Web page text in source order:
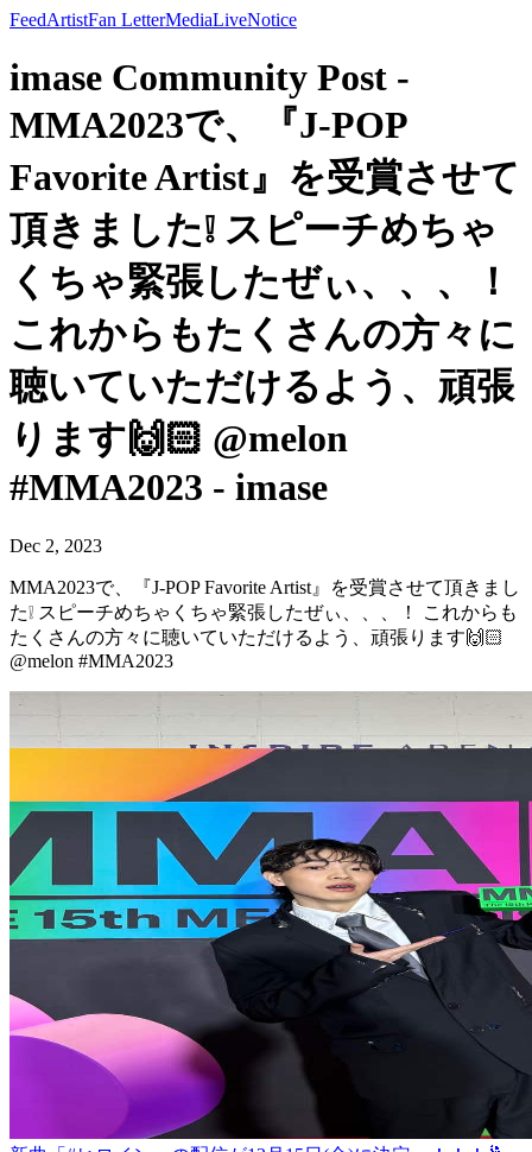
FeedArtistFan LetterMediaLiveNotice
imase Community Post -
MMA2023で、『J-POP
Favorite Artist』を受賞させて
頂きました❕ スピーチめちゃ
くちゃ緊張したぜぃ、、、！
これからもたくさんの方々に
聴いていただけるよう、頑張
ります🙌🏻 @melon
#MMA2023 - imase
Dec 2, 2023
MMA2023で、『J-POP Favorite Artist』を受賞させて頂きまし
た❕ スピーチめちゃくちゃ緊張したぜぃ、、、！ これからも
たくさんの方々に聴いていただけるよう、頑張ります🙌🏻
@melon #MMA2023